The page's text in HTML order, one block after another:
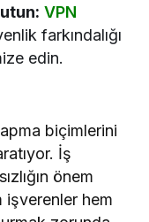
VPN
farkındalığı
edin.
biçimlerini
İş
önem
işverenler hem